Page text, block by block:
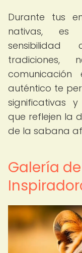
Durante tus
nativas, es
sensibilidad
tradiciones,
auténtico te
significativas
que reflejen la
de la sabana
Galería